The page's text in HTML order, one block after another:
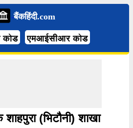
बैंकहिंदी.com
कोड एमआईसीआर कोड
शाहपुरा (भिटौनी) शाखा